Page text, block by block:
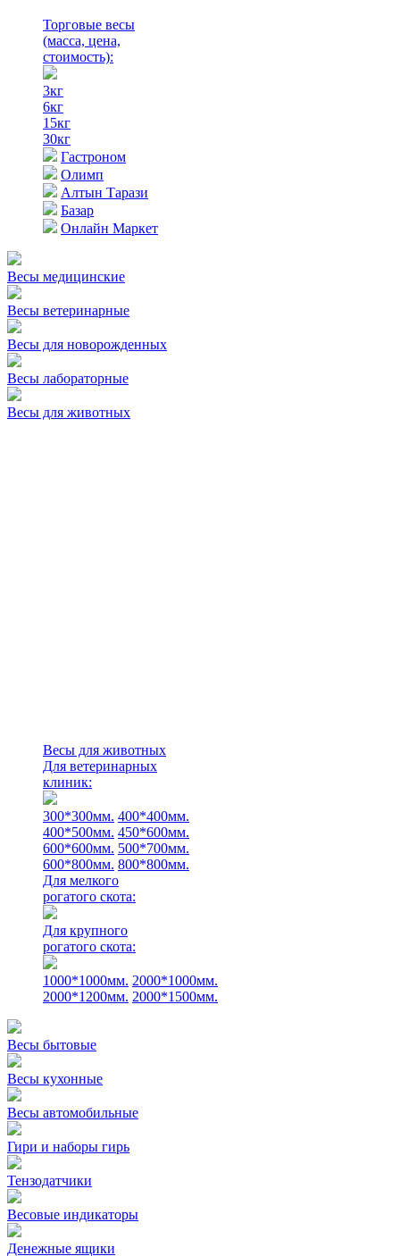
Торговые весы
(масса, цена,
стоимость):
3кг
6кг
15кг
30кг
Гастроном
Олимп
Алтын Тарази
Базар
Онлайн Маркет
Весы медицинские
Весы ветеринарные
Весы для новорожденных
Весы лабораторные
Весы для животных
Весы для животных
Для ветеринарных
клиник:
300*300мм. 400*400мм.
400*500мм. 450*600мм.
600*600мм. 500*700мм.
600*800мм. 800*800мм.
Для мелкого
рогатого скота:
Для крупного
рогатого скота:
1000*1000мм. 2000*1000мм.
2000*1200мм. 2000*1500мм.
Весы бытовые
Весы кухонные
Весы автомобильные
Гири и наборы гирь
Тензодатчики
Весовые индикаторы
Денежные ящики